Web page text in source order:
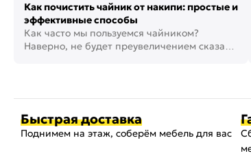
Как почистить чайник от накипи: простые и
эффективные способы
Как часто мы пользуемся чайником?
Наверно, не будет преувеличением сказать,
Быстрая доставка
Поднимем на этаж, соберём мебель для вас